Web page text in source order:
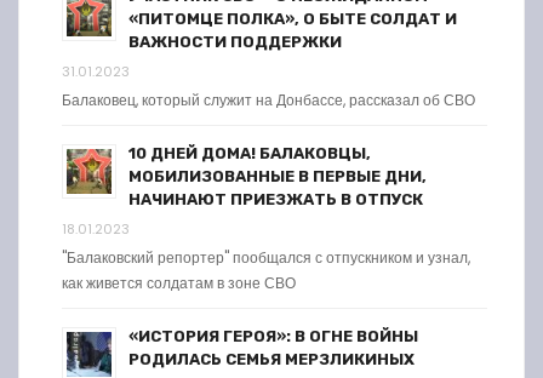
«ПИТОМЦЕ ПОЛКА», О БЫТЕ СОЛДАТ И
ВАЖНОСТИ ПОДДЕРЖКИ
31.01.2023
Балаковец, который служит на Донбассе, рассказал об СВО
10 ДНЕЙ ДОМА! БАЛАКОВЦЫ,
МОБИЛИЗОВАННЫЕ В ПЕРВЫЕ ДНИ,
НАЧИНАЮТ ПРИЕЗЖАТЬ В ОТПУСК
18.01.2023
"Балаковский репортер" пообщался с отпускником и узнал,
как живется солдатам в зоне СВО
«ИСТОРИЯ ГЕРОЯ»: В ОГНЕ ВОЙНЫ
РОДИЛАСЬ СЕМЬЯ МЕРЗЛИКИНЫХ